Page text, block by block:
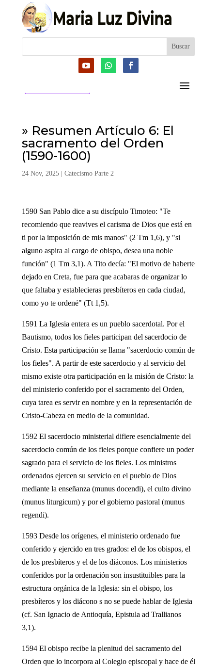
» Resumen Artículo 6: El
sacramento del Orden
(1590-1600)
24 Nov, 2025| Catecismo Parte 2
1590 San Pablo dice a su discípulo Timoteo: "Te
recomiendo que reavives el carisma de Dios que está en
ti por la imposición de mis manos" (2 Tm 1,6), y "si
alguno aspira al cargo de obispo, desea una noble
función" (1 Tm 3,1). A Tito decía: "El motivo de haberte
dejado en Creta, fue para que acabaras de organizar lo
que faltaba y establecieras presbíteros en cada ciudad,
como yo te ordené" (Tt 1,5).
1591 La Iglesia entera es un pueblo sacerdotal. Por el
Bautismo, todos los fieles participan del sacerdocio de
Cristo. Esta participación se llama "sacerdocio común de
los fieles". A partir de este sacerdocio y al servicio del
mismo existe otra participación en la misión de Cristo: la
del ministerio conferido por el sacramento del Orden,
cuya tarea es servir en nombre y en la representación de
Cristo-Cabeza en medio de la comunidad.
1592 El sacerdocio ministerial difiere esencialmente del
sacerdocio común de los fieles porque confiere un poder
sagrado para el servicio de los fieles. Los ministros
ordenados ejercen su servicio en el pueblo de Dios
mediante la enseñanza (munus docendi), el culto divino
(munus liturgicum) y por el gobierno pastoral (munus
regendi).
1593 Desde los orígenes, el ministerio ordenado fue
conferido y ejercido en tres grados: el de los obispos, el
de los presbíteros y el de los diáconos. Los ministerios
conferidos por la ordenación son insustituibles para la
estructura orgánica de la Iglesia: sin el obispo, los
presbíteros y los diácono s no se puede hablar de Iglesia
(cf. San Ignacio de Antioquía, Epistula ad Trallianos
3,1).
1594 El obispo recibe la plenitud del sacramento del
Orden que lo incorpora al Colegio episcopal y hace de él